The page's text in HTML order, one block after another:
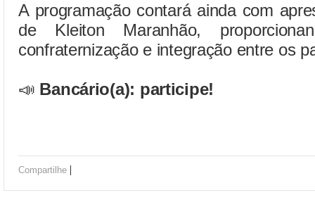
A programação contará ainda com
de Kleiton Maranhão,
confraternização e integração entre os
📣 Bancário(a): participe!
Compartilhe |